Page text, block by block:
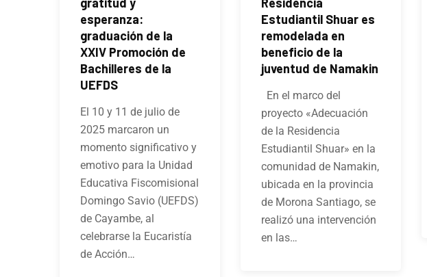
esperanza:
graduación de la
XXIV Promoción de
Bachilleres de la
UEFDS
El 10 y 11 de julio de
2025 marcaron un
momento significativo y
emotivo para la Unidad
Educativa Fiscomisional
Domingo Savio (UEFDS)
de Cayambe, al
celebrarse la Eucaristía
de Acción…
Estudiantil Shuar es
remodelada en
beneficio de la
juventud de Namakin
En el marco del
proyecto «Adecuación
de la Residencia
Estudiantil Shuar» en la
comunidad de Namakin,
ubicada en la provincia
de Morona Santiago, se
realizó una intervención
en las…